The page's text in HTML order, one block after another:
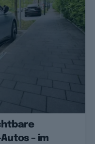
– im